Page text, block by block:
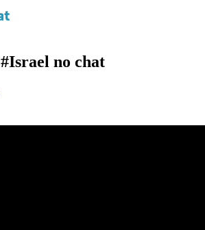
#Israel no chat